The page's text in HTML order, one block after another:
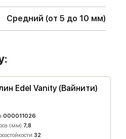
Средний (от 5 до 10 мм)
Edel Vanity (Вайнити)
000011026
(мм):7,8
32